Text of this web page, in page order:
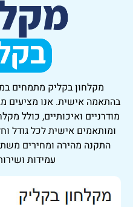
מקלחון בקליק מתמחים
בהתאמה אישית. אנו מציעים
מודרניים ואיכותיים, כולל
ומותאמים אישית לכל גודל
התקנה מהירה ומחירים
עמידות